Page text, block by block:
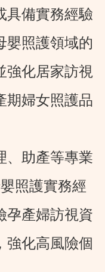
具備實務經驗
嬰照護領域的
強化居家訪視
期婦女照護品
、助產等專業
照護實務經
孕產婦訪視資
強化高風險個